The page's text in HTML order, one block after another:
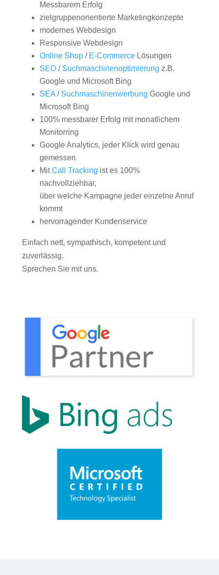
Messbarem Erfolg
zielgruppenorientierte Marketingkonzepte
modernes Webdesign
Responsive Webdesign
Online Shop/ E-CommerceLösungen
SEO/ Suchmaschinenoptimierung z.B.
Google und Microsoft Bing
SEA/ Suchmaschinenwerbung Google und
Microsoft Bing
100% messbarer Erfolg mit monatlichem
Monitorring
Google Analytics, jeder Klick wird genau
gemessen
MitCall Tracking ist es 100%
nachvollziehbar,
über welche Kampagne jeder einzelne Anruf
kommt
hervorragender Kundenservice
Einfach nett, sympathisch, kompetent und
zuverlässig.
Sprechen Sie mit uns.